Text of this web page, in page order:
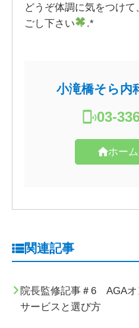
どうぞ体調に気をつけ
ごし下さい
.*
小滝橋そら内
03-
ホー
関連記事
院長監修記事＃6 AGAオ
サービスと選び方